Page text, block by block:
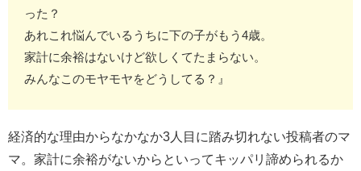
った？
あれこれ悩んでいるうちに下の子がもう4歳。
家計に余裕はないけど欲しくてたまらない。
みんなこのモヤモヤをどうしてる？』
経済的な理由からなかなか3人目に踏み切れない投稿者のマ
マ。家計に余裕がないからといってキッパリ諦められるか